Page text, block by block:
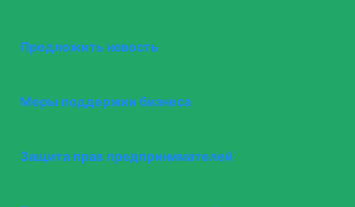
Предложить новость
Меры поддержки бизнеса
Защита прав предпринимателей